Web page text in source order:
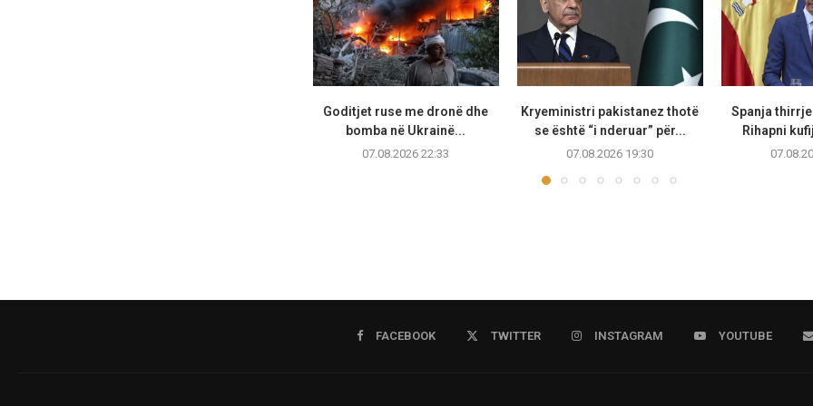
Goditjet ruse me dronë dhe
bomba në Ukrainë...
07.08.2026 22:33
Kryeministri pakistanez thotë
se është “i nderuar” për...
07.08.2026 19:30
Spanja
Rihapni
FACEBOOK TWITTER INSTAGRAM YOUTUBE